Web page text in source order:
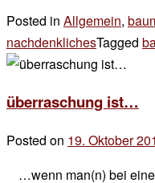
Posted in Allgemein,
nachdenklichesTagged
überraschung ist…
Posted on 19. Oktober
…wenn man(n) bei